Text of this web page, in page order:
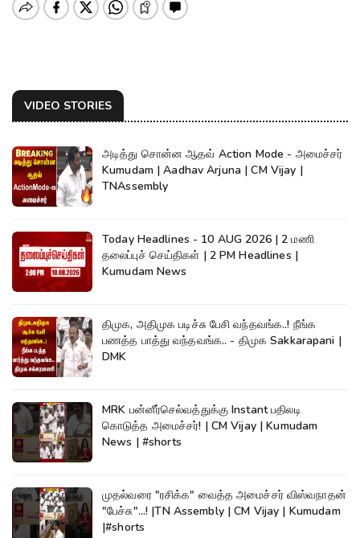
VIDEO STORIES
அடித்து சொன்ன ஆதவ் Action Mode - அமைச்சர்
Kumudam | Aadhav Arjuna | CM Vijay |
TNAssembly
Today Headlines - 10 AUG 2026 | 2 மணி
தலைப்புச் செய்திகள் | 2 PM Headlines |
Kumudam News
திமுக, அதிமுக படிச்சு பேசி வந்தவங்க..! நீங்க
பணத்த பாத்து வந்தவங்க.. - திமுக Sakkarapani |
DMK
MRK பன்னீர்செல்வத்துக்கு Instant பதிலடி
கொடுத்த அமைச்சர்! | CM Vijay | Kumudam
News | #shorts
முதல்வரை "ரசிக்க" வைத்த அமைச்சர் விஸ்வநாதன்
"பேச்சு"...! |TN Assembly | CM Vijay | Kumudam
|#shorts